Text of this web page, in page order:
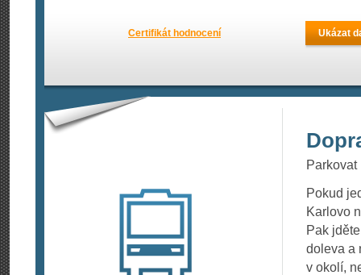
Certifikát hodnocení Ukázat
Pokud
Karlovo
Pak
doleva a
v okolí,